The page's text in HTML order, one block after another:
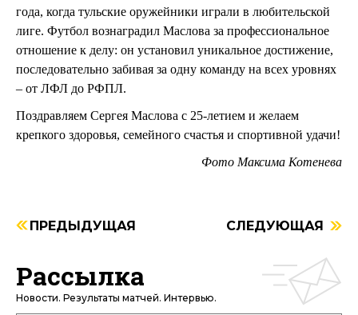
года, когда тульские оружейники играли в любительской
лиге. Футбол вознаградил Маслова за профессиональное
отношение к делу: он установил уникальное достижение,
последовательно забивая за одну команду на всех уровнях
– от ЛФЛ до РФПЛ.
Поздравляем Сергея Маслова с 25-летием и желаем
крепкого здоровья, семейного счастья и спортивной удачи!
Фото Максима Котенева
ПРЕДЫДУЩАЯ СЛЕДУЮЩАЯ
Рассылка
Новости. Результаты матчей. Интервью.